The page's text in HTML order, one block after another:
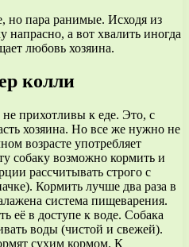
но пара ранимые. Исходя из
напрасно, а вот хвалить иногда
любовь хозяина.
колли
прихотливы к еде. Это, с
хозяина. Но все же нужно не
возрасте употребляет
собаку возможно кормить и
рассчитывать строго с
Кормить лучше два раза в
система пищеварения.
её в доступе к воде. Собака
воды (чистой и свежей).
сухим кормом. К